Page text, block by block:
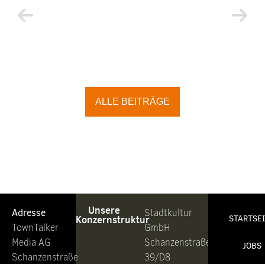
ALLE BEITRÄGE
Adresse
TownTalker
Media AG
Schanzenstraße
Unsere
Konzernstruktur
Stadtkultur
GmbH
Schanzenstraße
39/D8
JOBS